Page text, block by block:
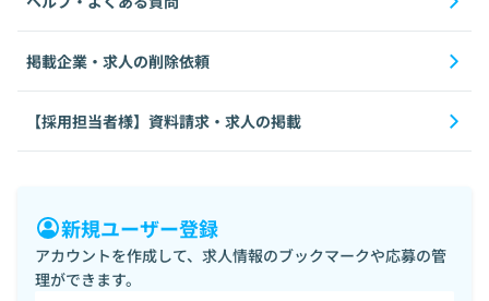
掲載企業・求人の削除依頼
【採用担当者様】資料請求・求人の掲載
新規ユーザー登録
アカウントを作成して、求人情報のブックマークや応募の管
理ができます。